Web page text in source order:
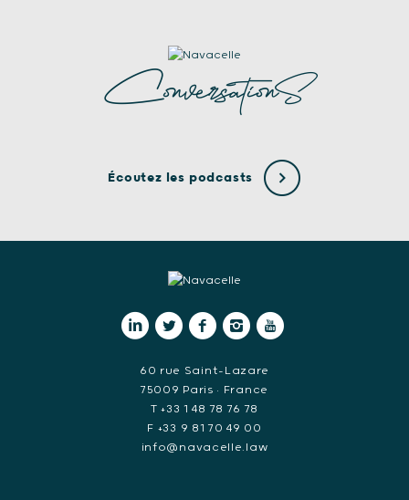
ConversationS
Écoutez les podcasts
60 rue Saint-Lazare
75009 Paris • France
T +33 1 48 78 76 78
F +33 9 81 70 49 00
info@navacelle.law